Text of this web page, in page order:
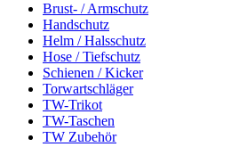
Brust- / Armschutz
Handschutz
Helm / Halsschutz
Hose / Tiefschutz
Schienen / Kicker
Torwartschläger
TW-Trikot
TW-Taschen
TW Zubehör